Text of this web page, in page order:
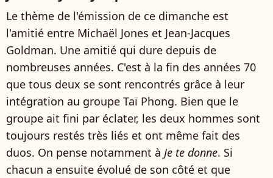
Le thème de l'émission de ce dimanche est
l'amitié entre Michaël Jones et Jean-Jacques
Goldman. Une amitié qui dure depuis de
nombreuses années. C'est à la fin des années 70
que tous deux se sont rencontrés grâce à leur
intégration au groupe Taï Phong. Bien que le
groupe ait fini par éclater, les deux hommes sont
toujours restés très liés et ont même fait des
duos. On pense notamment à Je te donne. Si
chacun a ensuite évolué de son côté et que